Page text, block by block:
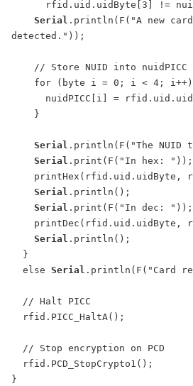
Serial .println(F("A new card
detected."));
Serial .println(F("The
Serial .print(F("In hex: "));
Serial .println();
Serial .print(F("In dec: "));
Serial .println();
else Serial .println(F("Card
}